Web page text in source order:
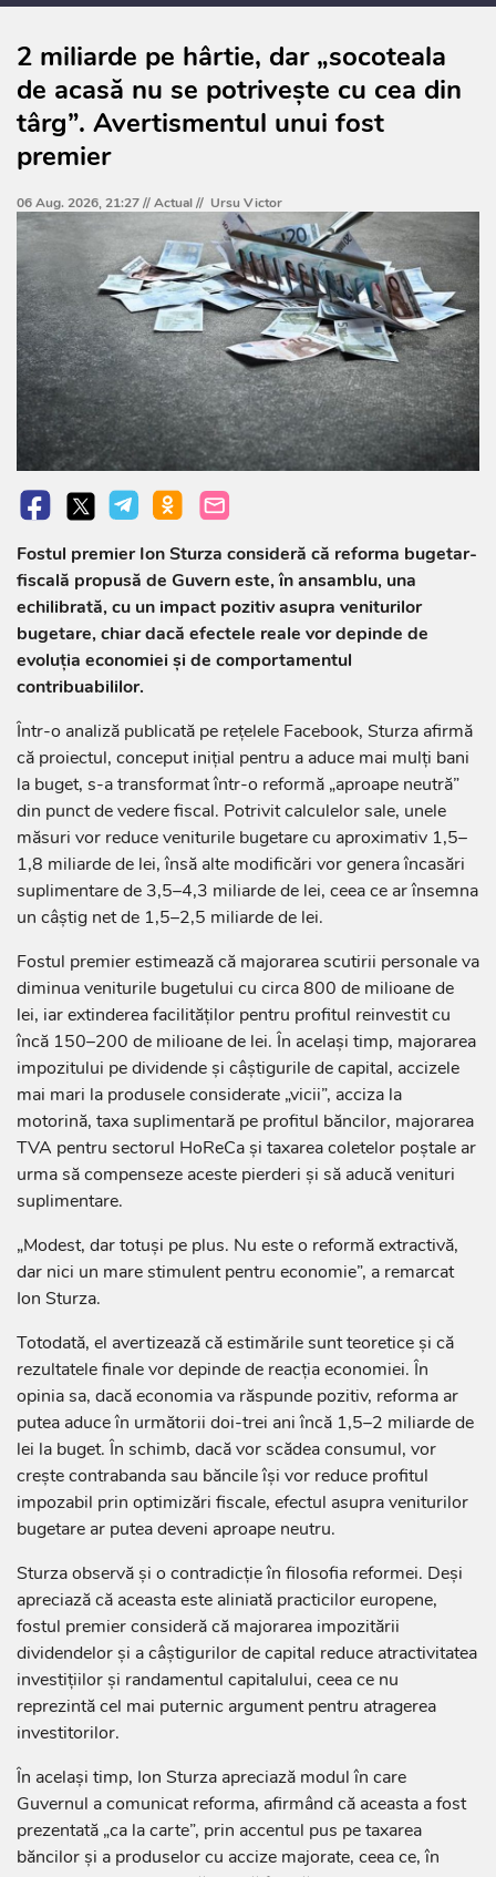
2 miliarde pe hârtie, dar „socoteala
de acasă nu se potrivește cu cea din
târg”. Avertismentul unui fost
premier
06 Aug. 2026, 21:27 //Actual// Ursu Victor
Fostul premier Ion Sturza consideră că reforma bugetar-
fiscală propusă de Guvern este, în ansamblu, una
echilibrată, cu un impact pozitiv asupra veniturilor
bugetare, chiar dacă efectele reale vor depinde de
evoluția economiei și de comportamentul
contribuabililor.
Într-o analiză publicată pe rețelele Facebook, Sturza afirmă
că proiectul, conceput inițial pentru a aduce mai mulți bani
la buget, s-a transformat într-o reformă „aproape neutră”
din punct de vedere fiscal. Potrivit calculelor sale, unele
măsuri vor reduce veniturile bugetare cu aproximativ 1,5–
1,8 miliarde de lei, însă alte modificări vor genera încasări
suplimentare de 3,5–4,3 miliarde de lei, ceea ce ar însemna
un câștig net de 1,5–2,5 miliarde de lei.
Fostul premier estimează că majorarea scutirii personale va
diminua veniturile bugetului cu circa 800 de milioane de
lei, iar extinderea facilităților pentru profitul reinvestit cu
încă 150–200 de milioane de lei. În același timp, majorarea
impozitului pe dividende și câștigurile de capital, accizele
mai mari la produsele considerate „vicii”, acciza la
motorină, taxa suplimentară pe profitul băncilor, majorarea
TVA pentru sectorul HoReCa și taxarea coletelor poștale ar
urma să compenseze aceste pierderi și să aducă venituri
suplimentare.
„Modest, dar totuși pe plus. Nu este o reformă extractivă,
dar nici un mare stimulent pentru economie”, a remarcat
Ion Sturza.
Totodată, el avertizează că estimările sunt teoretice și că
rezultatele finale vor depinde de reacția economiei. În
opinia sa, dacă economia va răspunde pozitiv, reforma ar
putea aduce în următorii doi-trei ani încă 1,5–2 miliarde de
lei la buget. În schimb, dacă vor scădea consumul, vor
crește contrabanda sau băncile își vor reduce profitul
impozabil prin optimizări fiscale, efectul asupra veniturilor
bugetare ar putea deveni aproape neutru.
Sturza observă și o contradicție în filosofia reformei. Deși
apreciază că aceasta este aliniată practicilor europene,
fostul premier consideră că majorarea impozitării
dividendelor și a câștigurilor de capital reduce atractivitatea
investițiilor și randamentul capitalului, ceea ce nu
reprezintă cel mai puternic argument pentru atragerea
investitorilor.
În același timp, Ion Sturza apreciază modul în care
Guvernul a comunicat reforma, afirmând că aceasta a fost
prezentată „ca la carte”, prin accentul pus pe taxarea
băncilor și a produselor cu accize majorate, ceea ce, în